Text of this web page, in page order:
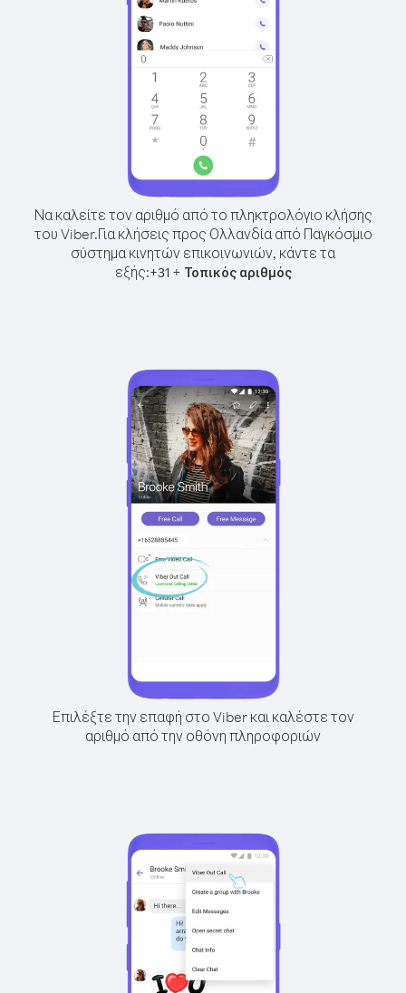
Να καλείτε τον αριθμό από το πληκτρολόγιο κλήσης
του Viber.Για κλήσεις προς Ολλανδία από Παγκόσμιο
σύστημα κινητών επικοινωνιών, κάντε τα
εξής:+31+ Τοπικός αριθμός
Επιλέξτε την επαφή στο Viber και καλέστε τον
αριθμό από την οθόνη πληροφοριών